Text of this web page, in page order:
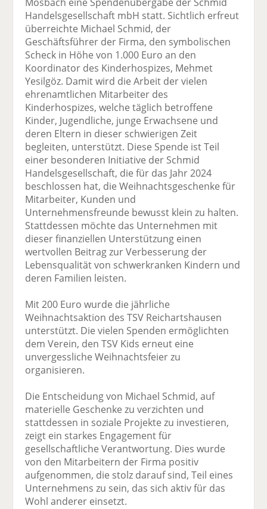
Handelsgesellschaft mbH statt. Sichtlich erfreut
überreichte Michael Schmid, der
Geschäftsführer der Firma, den symbolischen
Scheck in Höhe von 1.000 Euro an den
Koordinator des Kinderhospizes, Mehmet
Yesilgöz. Damit wird die Arbeit der vielen
ehrenamtlichen Mitarbeiter des
Kinderhospizes, welche täglich betroffene
Kinder, Jugendliche, junge Erwachsene und
deren Eltern in dieser schwierigen Zeit
begleiten, unterstützt. Diese Spende ist Teil
einer besonderen Initiative der Schmid
Handelsgesellschaft, die für das Jahr 2024
beschlossen hat, die Weihnachtsgeschenke für
Mitarbeiter, Kunden und
Unternehmensfreunde bewusst klein zu halten.
Stattdessen möchte das Unternehmen mit
dieser finanziellen Unterstützung einen
wertvollen Beitrag zur Verbesserung der
Lebensqualität von schwerkranken Kindern und
deren Familien leisten.
Mit 200 Euro wurde die jährliche
Weihnachtsaktion des TSV Reichartshausen
unterstützt. Die vielen Spenden ermöglichten
dem Verein, den TSV Kids erneut eine
unvergessliche Weihnachtsfeier zu
organisieren.
Die Entscheidung von Michael Schmid, auf
materielle Geschenke zu verzichten und
stattdessen in soziale Projekte zu investieren,
zeigt ein starkes Engagement für
gesellschaftliche Verantwortung. Dies wurde
von den Mitarbeitern der Firma positiv
aufgenommen, die stolz darauf sind, Teil eines
Unternehmens zu sein, das sich aktiv für das
Wohl anderer einsetzt.